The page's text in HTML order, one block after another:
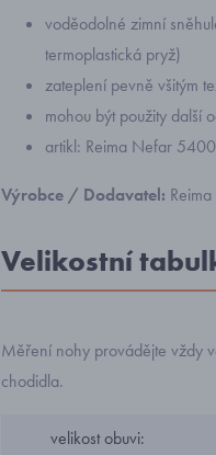
voděodolné zimní
termoplastická pryž)
zateplení pevně všitým
mohou být použity další
artikl: Reima Nefar
Výrobce / Dodavatel: Reima
Velikostní
Měření nohy provádějte vždy
chodidla.
velikost obuvi: